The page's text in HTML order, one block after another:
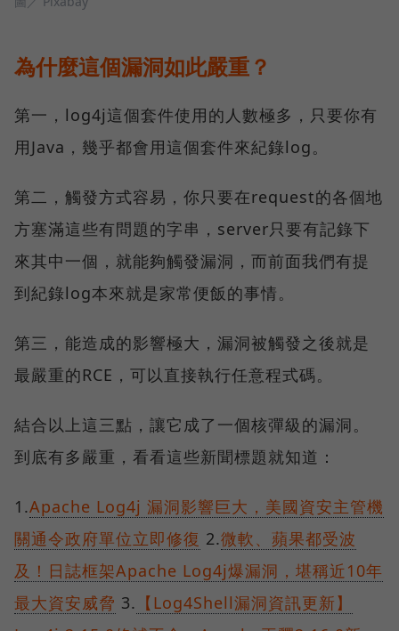
為什麼這個漏洞如此嚴重？
第一，log4j這個套件使用的人數極多，只要你有
用Java，幾乎都會用這個套件來紀錄log。
第二，觸發方式容易，你只要在request的各個地
方塞滿這些有問題的字串，server只要有記錄下
來其中一個，就能夠觸發漏洞，而前面我們有提
到紀錄log本來就是家常便飯的事情。
第三，能造成的影響極大，漏洞被觸發之後就是
最嚴重的RCE，可以直接執行任意程式碼。
結合以上這三點，讓它成了一個核彈級的漏洞。
到底有多嚴重，看看這些新聞標題就知道：
1.Apache Log4j 漏洞影響巨大，美國資安主管機
關通令政府單位立即修復 2.微軟、蘋果都受波
及！日誌框架Apache Log4j爆漏洞，堪稱近10年
最大資安威脅 3. 【Log4Shell漏洞資訊更新】